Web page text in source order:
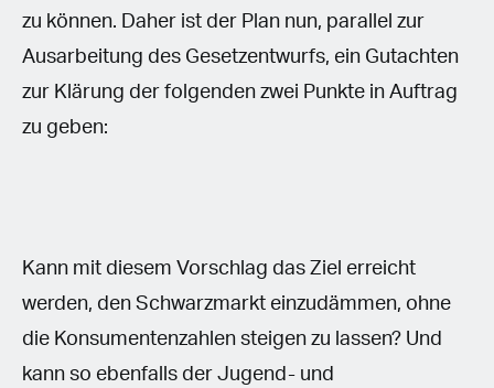
zu können. Daher ist der Plan nun, parallel zur
Ausarbeitung des Gesetzentwurfs, ein Gutachten
zur Klärung der folgenden zwei Punkte in Auftrag
zu geben:
Kann mit diesem Vorschlag das Ziel erreicht
werden, den Schwarzmarkt einzudämmen, ohne
die Konsumentenzahlen steigen zu lassen? Und
kann so ebenfalls der Jugend- und